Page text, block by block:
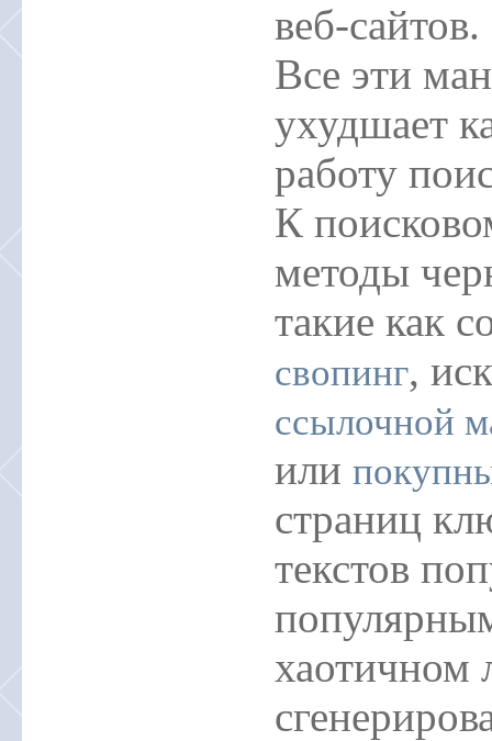
веб-сайтов.
Все эти
ухудшает
работу
К
методы
такие как
свопинг,
ссылочной
или
страниц
текстов
хаотичном